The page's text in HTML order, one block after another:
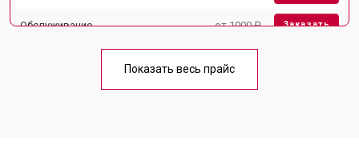
Обслуживание от 1000 ₽ Заказать
Замена блока питания от 1000 ₽
Показать весь прайс